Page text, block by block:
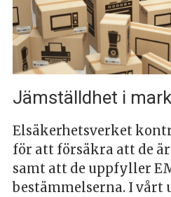
ö
k
Jämställdhet i
Elsäkerhetsverket
för att försäkra att de
samt att de uppfyller
bestämmelserna. I vårt